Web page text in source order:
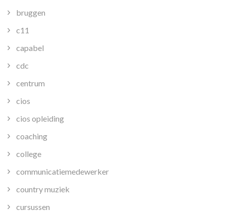
bruggen
c11
capabel
cdc
centrum
cios
cios opleiding
coaching
college
communicatiemedewerker
country muziek
cursussen